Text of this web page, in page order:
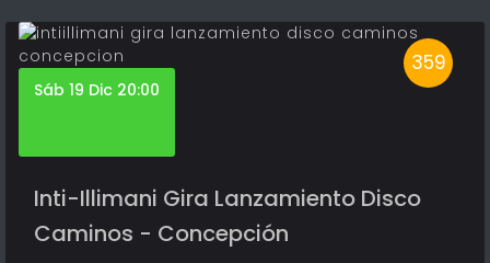
359
Sáb 19 Dic 20:00
Inti-Illimani Gira Lanzamiento Disco
Caminos - Concepción